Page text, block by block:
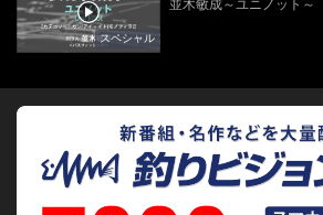
スペシャル
並木敏成～ユニノット～